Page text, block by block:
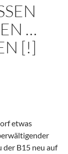
U
… VO
NE
etwas
der B15 neu auf